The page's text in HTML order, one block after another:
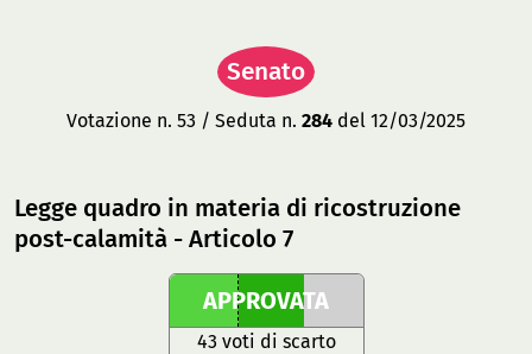
Senato
Votazione n. 53 / Seduta n. 284 del 12/03/2025
Legge quadro in materia di ricostruzione
post-calamità - Articolo 7
APPROVATA
43 voti di scarto